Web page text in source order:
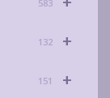
583
+
132
+
151